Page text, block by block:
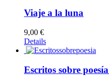
Viaje a la luna
9,00 €
Details
Escritos sobre